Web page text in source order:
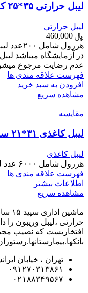
لیبل حرارتی ۳۵*۲۵ کم چسب(آزمایشگاهی-ریمو)
لیبل حرارتی
﷼
هررول
در آزمایشگاه میباشد
عدم رضایت مرجوع
فهرست علاقه مندی ها
افزودن به سبد خرید
مشاهده سریع
مقایسه
لیبل کاغذی ۳۱*۲۱ سه ردیفه
لیبل کاغذی
هررول شامل ۶۰۰۰ عدد لیبل
فهرست علاقه مندی ها
اطلاعات بیشتر
مشاهده سریع
حرارتی ،لیبل وریبون را
افتخاریست که نصیب
تهران ، خیابان
۰۹۱۲۷۰۳۱۳۸۶۱
۰۲۱۸۸۳۴۹۵۶۷